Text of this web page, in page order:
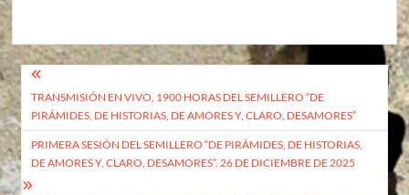
Navegación
de
entradas
TRANSMISIÓN EN VIVO, 1900 HORAS DEL SEMILLERO “DE
PIRÁMIDES, DE HISTORIAS, DE AMORES Y, CLARO, DESAMORES”
PRIMERA SESIÓN DEL SEMILLERO “DE PIRÁMIDES, DE HISTORIAS,
DE AMORES Y, CLARO, DESAMORES”. 26 DE DICIEMBRE DE 2025